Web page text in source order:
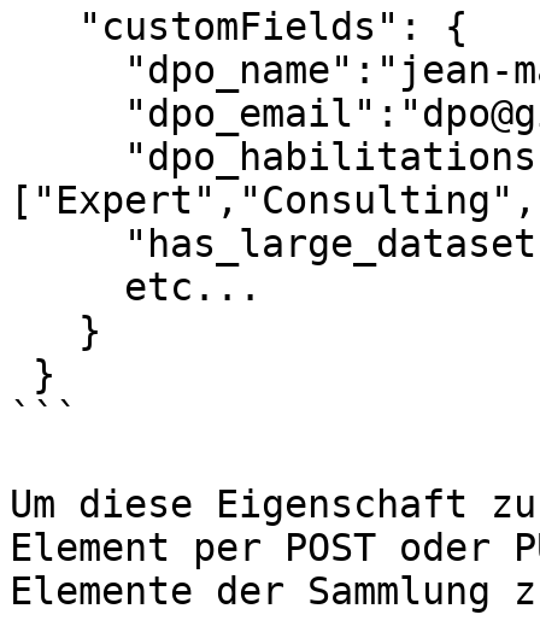
```
Um diese Eigenschaft
Element per POST oder
Elemente der